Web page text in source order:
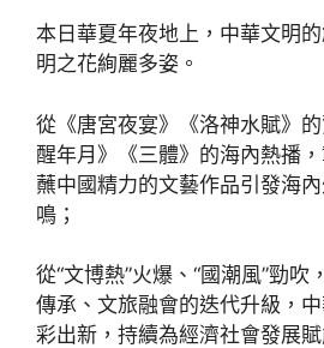
本日華夏年夜地上，中華文明
明之花絢麗多姿。
從《唐宮夜宴》《洛神水賦》
醒年月》《三體》的海內熱播
蘸中國精力的文藝作品引發海
鳴；
從“文博熱”火爆、“國潮風”勁吹
傳承、文旅融會的迭代升級，
彩出新，持續為經濟社會發展賦